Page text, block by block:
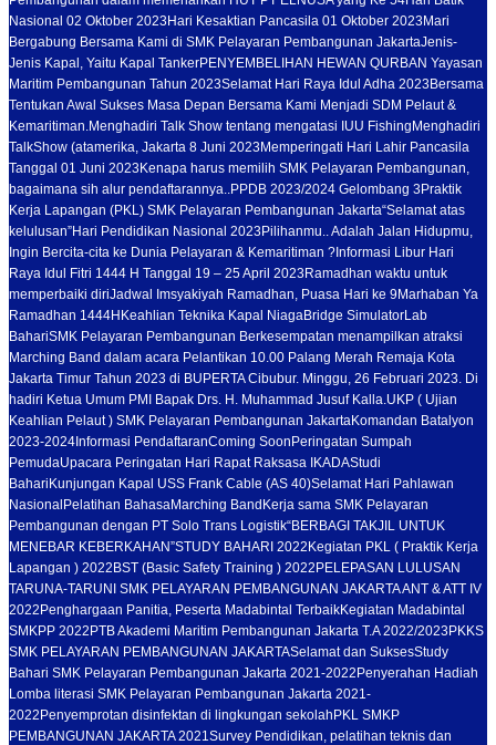
Nasional 02 Oktober 2023 Hari Kesaktian Pancasila 01 Oktober 2023 Mari
Bergabung Bersama Kami di SMK Pelayaran Pembangunan JakartaJenis-
Jenis Kapal, Yaitu Kapal TankerPENYEMBELIHAN HEWAN QURBAN Yayasan
Maritim Pembangunan Tahun 2023Selamat Hari Raya Idul Adha 2023 Bersama
Tentukan Awal Sukses Masa Depan Bersama Kami Menjadi SDM Pelaut &
Kemaritiman.Menghadiri Talk Show tentang mengatasi IUU Fishing Menghadiri
TalkShow (atamerika, Jakarta 8 Juni 2023 Memperingati Hari Lahir Pancasila
Tanggal 01 Juni 2023 Kenapa harus memilih SMK Pelayaran Pembangunan,
bagaimana sih alur pendaftarannya..PPDB 2023/2024 Gelombang 3 Praktik
Kerja Lapangan (PKL) SMK Pelayaran Pembangunan Jakarta“Selamat atas
kelulusan”Hari Pendidikan Nasional 2023 Pilihanmu.. Adalah Jalan Hidupmu,
Ingin Bercita-cita ke Dunia Pelayaran & Kemaritiman ? Informasi Libur Hari
Raya Idul Fitri 1444 H Tanggal 19 – 25 April 2023 Ramadhan waktu untuk
memperbaiki diriJadwal Imsyakiyah Ramadhan, Puasa Hari ke 9 Marhaban Ya
Ramadhan 1444H Keahlian Teknika Kapal NiagaBridge SimulatorLab
BahariSMK Pelayaran Pembangunan Berkesempatan menampilkan atraksi
Marching Band dalam acara Pelantikan 10.00 Palang Merah Remaja Kota
Jakarta Timur Tahun 2023 di BUPERTA Cibubur. Minggu, 26 Februari 2023. Di
hadiri Ketua Umum PMI Bapak Drs. H. Muhammad Jusuf Kalla.UKP ( Ujian
Keahlian Pelaut ) SMK Pelayaran Pembangunan JakartaKomandan Batalyon
2023-2024 Informasi PendaftaranComing Soon Peringatan Sumpah
PemudaUpacara Peringatan Hari Rapat Raksasa IKADAStudi
Bahari Kunjungan Kapal USS Frank Cable (AS 40)Selamat Hari Pahlawan
Nasional Pelatihan BahasaMarching Band Kerja sama SMK Pelayaran
Pembangunan dengan PT Solo Trans Logistik“BERBAGI TAKJIL UNTUK
MENEBAR KEBERKAHAN”STUDY BAHARI 2022 Kegiatan PKL ( Praktik Kerja
Lapangan ) 2022 BST (Basic Safety Training ) 2022 PELEPASAN LULUSAN
TARUNA-TARUNI SMK PELAYARAN PEMBANGUNAN JAKARTA ANT & ATT IV
2022 Penghargaan Panitia, Peserta Madabintal TerbaikKegiatan Madabintal
SMKPP 2022 PTB Akademi Maritim Pembangunan Jakarta T.A 2022/2023 PKKS
SMK PELAYARAN PEMBANGUNAN JAKARTASelamat dan SuksesStudy
Bahari SMK Pelayaran Pembangunan Jakarta 2021-2022 Penyerahan Hadiah
Lomba literasi SMK Pelayaran Pembangunan Jakarta 2021-
2022 Penyemprotan disinfektan di lingkungan sekolah PKL SMKP
PEMBANGUNAN JAKARTA 2021Survey Pendidikan, pelatihan teknis dan